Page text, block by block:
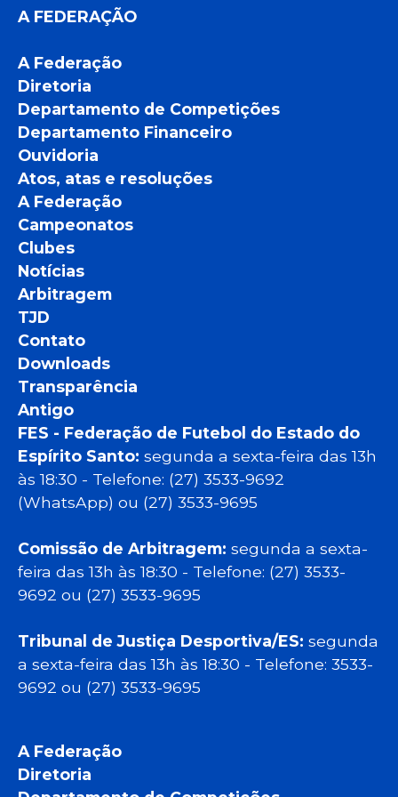
A FEDERAÇÃO
A Federação
Diretoria
Departamento de Competições
Departamento Financeiro
Ouvidoria
Atos, atas e resoluções
A Federação
Campeonatos
Clubes
Notícias
Arbitragem
TJD
Contato
Downloads
Transparência
Antigo
FES - Federação de Futebol do Estado do
Espírito Santo: segunda a sexta-feira das 13h
às 18:30 - Telefone: (27) 3533-9692
(WhatsApp) ou (27) 3533-9695
Comissão de Arbitragem: segunda a sexta-
feira das 13h às 18:30 - Telefone: (27) 3533-
9692 ou (27) 3533-9695
Tribunal de Justiça Desportiva/ES: segunda
a sexta-feira das 13h às 18:30 - Telefone: 3533-
9692 ou (27) 3533-9695
A Federação
Diretoria